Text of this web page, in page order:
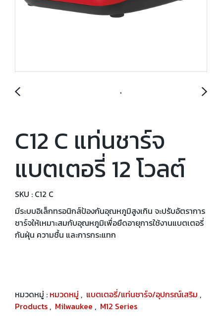
C12 C แท่นชาร์จ
แบตเตอรี่ 12 โวลต์
SKU : C12 C
มีระบบอิเล็กทรอนิกส์ป้องกันอุณหภูมิสูงเกิน จะปรับอัตราการ
ชาร์จให้เหมาะสมกับอุณหภูมิเพื่อยืดอายุการใช้งานแบตเตอรี่
กันฝุ่น ความชื้น และการกระแทก
หมวดหมู่ : หมวดหมู่ , แบตเตอรี่/แท่นชาร์จ/อุปกรณ์เสริม ,
Products , Milwaukee , M12 Series